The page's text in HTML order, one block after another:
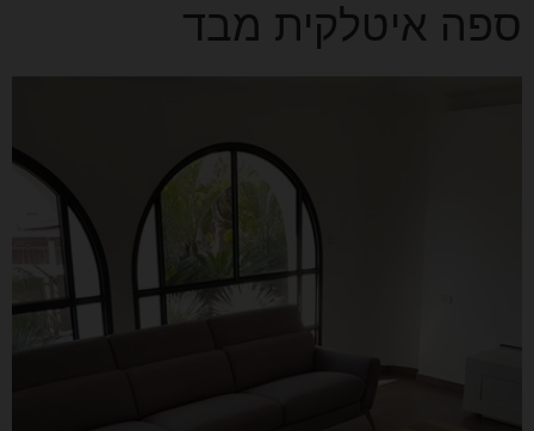
ספה איטלקית מבד